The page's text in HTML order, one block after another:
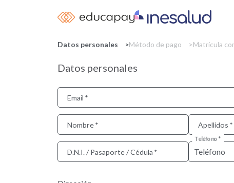
Datos personales Método de pago Matrícula
Datos personales
Email
Nombre Apellidos
D.N.I. / Pasaporte / Cédula
Teléfono